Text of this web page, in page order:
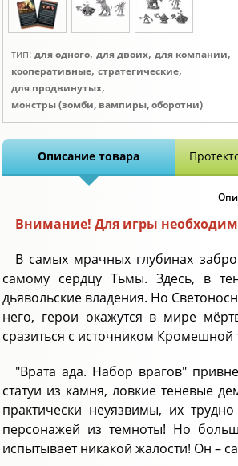
тип: для одного, для двоих, для компании,
кооперативные, стратегические,
для продвинутых,
монстры (зомби, вампиры, оборотни)
Описание товара
Внимание! Для игры
В самых мрачных глубинах
самому сердцу Тьмы. Здесь, в
дьявольские владения. Но
него, герои окажутся в мире
сразиться с источником Кромешной
"Врата ада. Набор врагов"
статуи из камня, ловкие теневые
практически неуязвимы, их
персонажей из темноты! Но
испытывает никакой жалости! Он –